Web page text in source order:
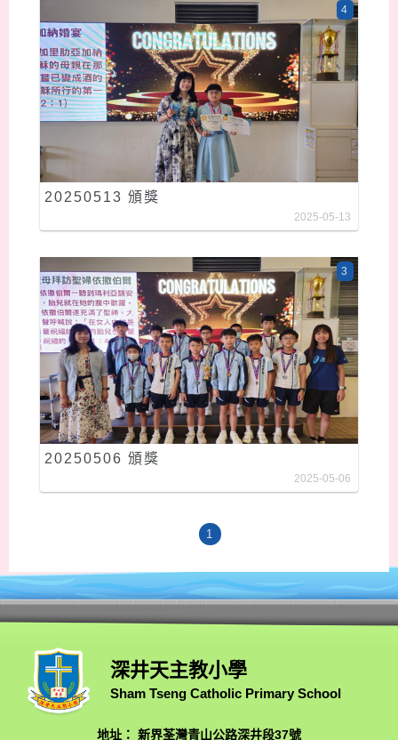
20250513 頒獎
4
2025-05-13
20250506 頒獎
3
2025-05-06
1
深井天主教小學
Sham Tseng Catholic Primary School
地址： 新界荃灣青山公路深井段37號